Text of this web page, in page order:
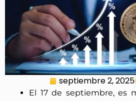
septiembre 2, 2025
El 17 de septiembre, es